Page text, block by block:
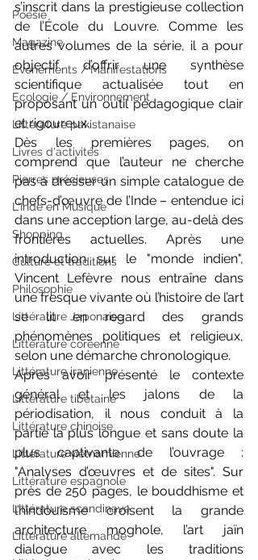
Poésie
Magazine
Evènements / Manifestations
Ecologie / Environnement
Littérature pakistanaise
Livres d'activités
Pierres précieuses
L'Inde en Musique
Shopping
Culture et traditions
Philosophie
Littérature Japonaise
Littérature coréenne
Littérature iranienne
Littérature tibétaine
Littérature chinoise
Littérature vietnamienne
Littérature espagnole
Littérature scandinave
Littérature allemande
s’inscrit dans la prestigieuse collection
de l’École du Louvre. Comme les
autres volumes de la série, il a pour
objectif d’offrir une synthèse
scientifique actualisée tout en
proposant un outil pédagogique clair
et rigoureux.
Dès les premières pages, on
comprend que l’auteur ne cherche
pas à dresser un simple catalogue de
chefs-d’œuvre de l’Inde – entendue ici
dans une acception large, au-delà des
frontières actuelles. Après une
introduction sur le "monde indien",
Vincent Lefèvre nous entraîne dans
une fresque vivante où l’histoire de l’art
se lit en regard des grands
phénomènes politiques et religieux,
selon une démarche chronologique.
Après avoir présenté le contexte
général et les jalons de la
périodisation, il nous conduit à la
partie la plus longue et sans doute la
plus captivante de l’ouvrage :
"Analyses d’œuvres et de sites". Sur
près de 250 pages, le bouddhisme et
l’hindouisme croisent la grande
architecture moghole, l’art jaïn
dialogue avec les traditions